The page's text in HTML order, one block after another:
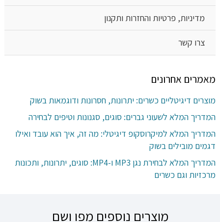
מדיניות, פרטיות והחזרות ותקנון
צרו קשר
מאמרים אחרונים
מוצרים דיגיטליים כשרים: יתרונות, חסרונות ודוגמאות בשוק
המדריך המלא לשעוני גברים: סוגים, סגנונות וטיפים לבחירה
המדריך המלא למיקרוסקופ דיגיטלי: מה זה, איך הוא עובד ואילו
דגמים מובילים בשוק
המדריך המלא לבחירת נגן MP3 ו-MP4: סוגים, יתרונות, ותכונות
מרכזיות וגם כשרים
מוצרים נוספים מפו ושם